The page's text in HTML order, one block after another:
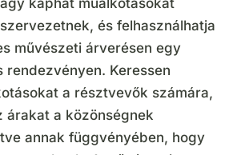
kaphat műalkotásokat
és felhasználhatja
művészeti árverésen egy
rendezvényen. Keressen
a résztvevők számára,
árakat a közönségnek
annak függvényében, hogy